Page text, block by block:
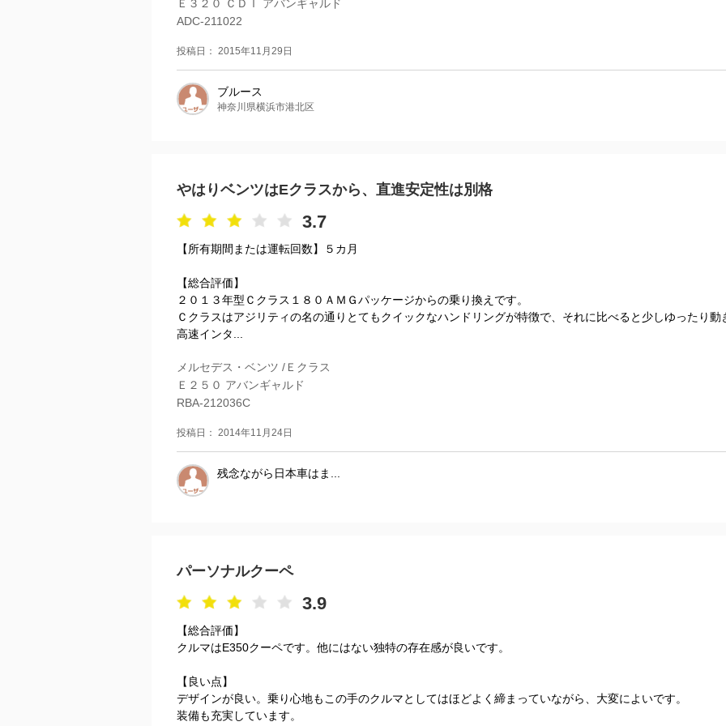
Ｅ３２０ ＣＤＩ アバンギャルド
ADC-211022
投稿日： 2015年11月29日
ブルース
神奈川県横浜市港北区
やはりベンツはEクラスから、直進安定性は別格
3.7
【所有期間または運転回数】５カ月
【総合評価】
２０１３年型Ｃクラス１８０ＡＭＧパッケージからの乗り換えです。
Ｃクラスはアジリティの名の通りとてもクイックなハンドリングが特徴で、それに比べると少しゆったり動
高速インタ...
メルセデス・ベンツ /Ｅクラス
Ｅ２５０ アバンギャルド
RBA-212036C
投稿日： 2014年11月24日
残念ながら日本車はま...
パーソナルクーペ
3.9
【総合評価】
クルマはE350クーペです。他にはない独特の存在感が良いです。
【良い点】
デザインが良い。乗り心地もこの手のクルマとしてはほどよく締まっていながら、大変によいです。
装備も充実しています。